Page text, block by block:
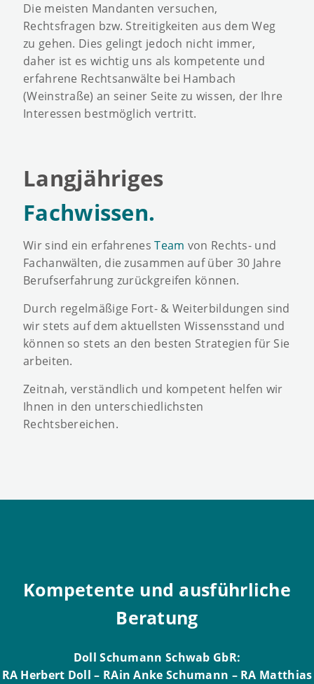
Die meisten Mandanten versuchen,
Rechtsfragen bzw. Streitigkeiten aus dem Weg
zu gehen. Dies gelingt jedoch nicht immer,
daher ist es wichtig uns als kompetente und
erfahrene Rechtsanwälte bei Hambach
(Weinstraße) an seiner Seite zu wissen, der Ihre
Interessen bestmöglich vertritt.
Langjähriges
Fachwissen.
Wir sind ein erfahrenesTeam von Rechts- und
Fachanwälten, die zusammen auf über 30 Jahre
Berufserfahrung zurückgreifen können.
Durch regelmäßige Fort- & Weiterbildungen sind
wir stets auf dem aktuellsten Wissensstand und
können so stets an den besten Strategien für Sie
arbeiten.
Zeitnah, verständlich und kompetent helfen wir
Ihnen in den unterschiedlichsten
Rechtsbereichen.
Kompetente und ausführliche
Beratung
Doll Schumann Schwab GbR:
RA Herbert Doll – RAin Anke Schumann – RA Matthias